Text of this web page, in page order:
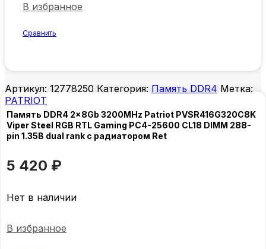
В избранное
Сравнить
Артикул:12778250Категория: Память DDR4 Метка:
PATRIOT
Память DDR4 2x8Gb 3200MHz Patriot PVSR416G320C8K
Viper Steel RGB RTL Gaming PC4-25600 CL18 DIMM 288-
pin 1.35В dual rank с радиатором Ret
5 420 ₽
Нет в наличии
В избранное